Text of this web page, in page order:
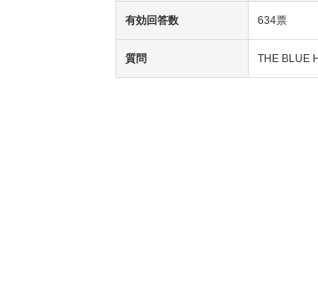
有効回答数 634票
質問 THE BLUE